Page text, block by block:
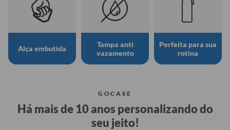
Alça embutida
Tampa anti
vazamento
Perfeita para sua
rotina
GOCASE
Há mais de 10 anos personalizando do
seu jeito!